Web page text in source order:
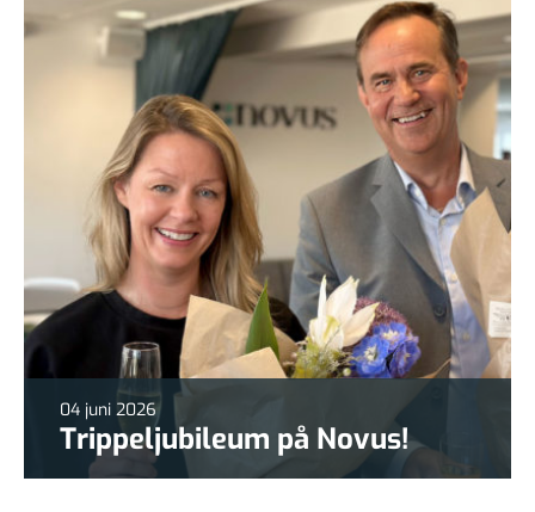
04 juni 2026
Trippeljubileum på Novus!